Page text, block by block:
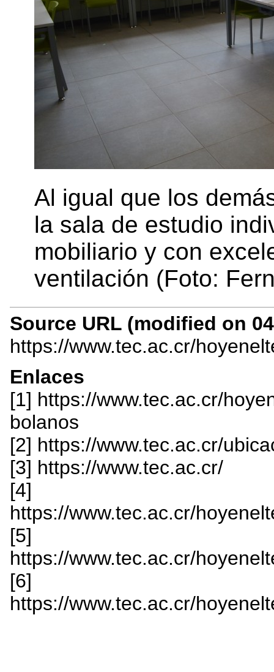
Al igual que los
la sala de estudio
mobiliario y con
ventilación (Foto:
Source URL (modified on
https://www.tec.ac.cr/
Enlaces
[1] https://www.tec.ac.cr/
bolanos
[2] https://www.tec.ac.cr/
[3] https://www.tec.ac.cr/
[4]
https://www.tec.ac.cr/
[5]
https://www.tec.ac.cr/
[6]
https://www.tec.ac.cr/